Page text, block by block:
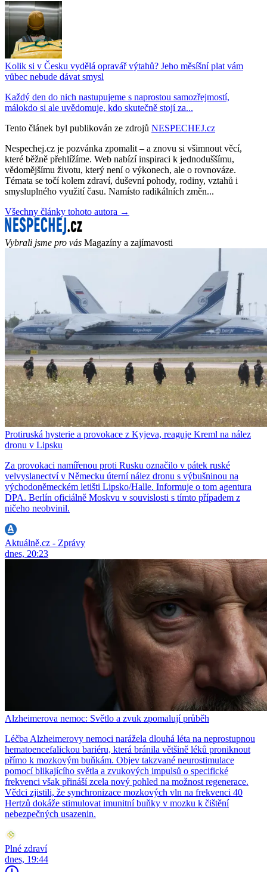
Kolik si v Česku vydělá opravář výtahů? Jeho měsíšní plat vám
vůbec nebude dávat smysl
Každý den do nich nastupujeme s naprostou samozřejmostí,
málokdo si ale uvědomuje, kdo skutečně stojí za...
Tento článek byl publikován ze zdrojů NESPECHEJ.cz
Nespechej.cz je pozvánka zpomalit – a znovu si všimnout věcí,
které běžně přehlížíme. Web nabízí inspiraci k jednoduššímu,
vědomějšímu životu, který není o výkonech, ale o rovnováze.
Témata se točí kolem zdraví, duševní pohody, rodiny, vztahů i
smysluplného využití času. Namísto radikálních změn...
Všechny články tohoto autora →
Vybrali jsme pro vás Magazíny a zajímavosti
Protiruská hysterie a provokace z Kyjeva, reaguje Kreml na nález
dronu v Lipsku
Za provokaci namířenou proti Rusku označilo v pátek ruské
velvyslanectví v Německu úterní nález dronu s výbušninou na
východoněmeckém letišti Lipsko/Halle. Informuje o tom agentura
DPA. Berlín oficiálně Moskvu v souvislosti s tímto případem z
ničeho neobvinil.
Aktuálně.cz - Zprávy
dnes, 20:23
Alzheimerova nemoc: Světlo a zvuk zpomalují průběh
Léčba Alzheimerovy nemoci narážela dlouhá léta na neprostupnou
hematoencefalickou bariéru, která bránila většině léků proniknout
přímo k mozkovým buňkám. Objev takzvané neurostimulace
pomocí blikajícího světla a zvukových impulsů o specifické
frekvenci však přináší zcela nový pohled na možnost regenerace.
Vědci zjistili, že synchronizace mozkových vln na frekvenci 40
Hertzů dokáže stimulovat imunitní buňky v mozku k čištění
nebezpečných usazenin.
Plné zdraví
dnes, 19:44